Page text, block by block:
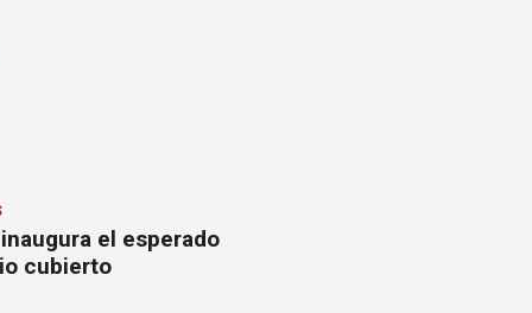
el esperado
cubierto